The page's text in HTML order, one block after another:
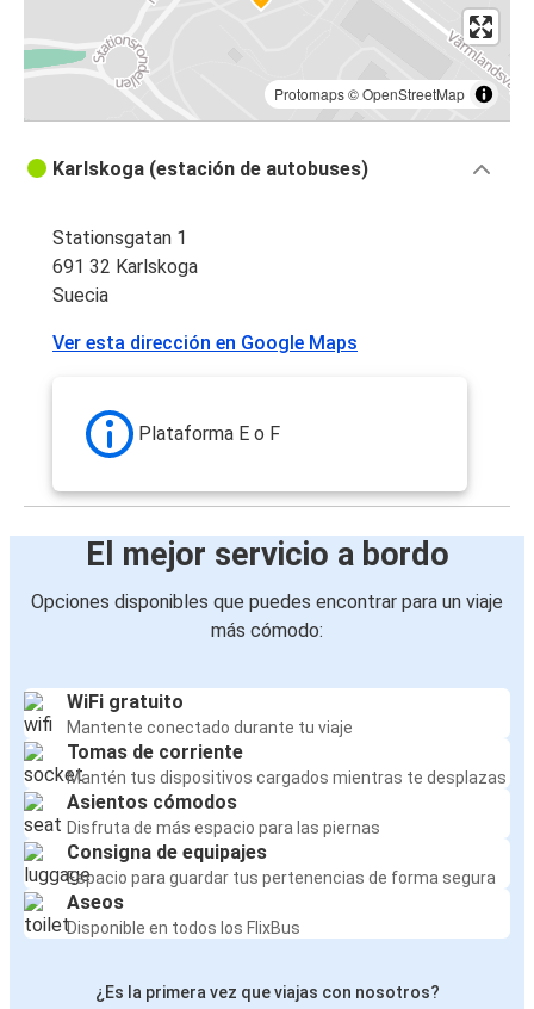
Protomaps©OpenStreetMap
Karlskoga (estación de autobuses)
Stationsgatan 1
691 32 Karlskoga
Suecia
Ver esta dirección en Google Maps
Plataforma E o F
El mejor servicio a bordo
Opciones disponibles que puedes encontrar para un viaje
más cómodo:
WiFi gratuito
Mantente conectado durante tu viaje
Tomas de corriente
Mantén tus dispositivos cargados mientras te desplazas
Asientos cómodos
Disfruta de más espacio para las piernas
Consigna de equipajes
Espacio para guardar tus pertenencias de forma segura
Aseos
Disponible en todos los FlixBus
¿Es la primera vez que viajas con nosotros?